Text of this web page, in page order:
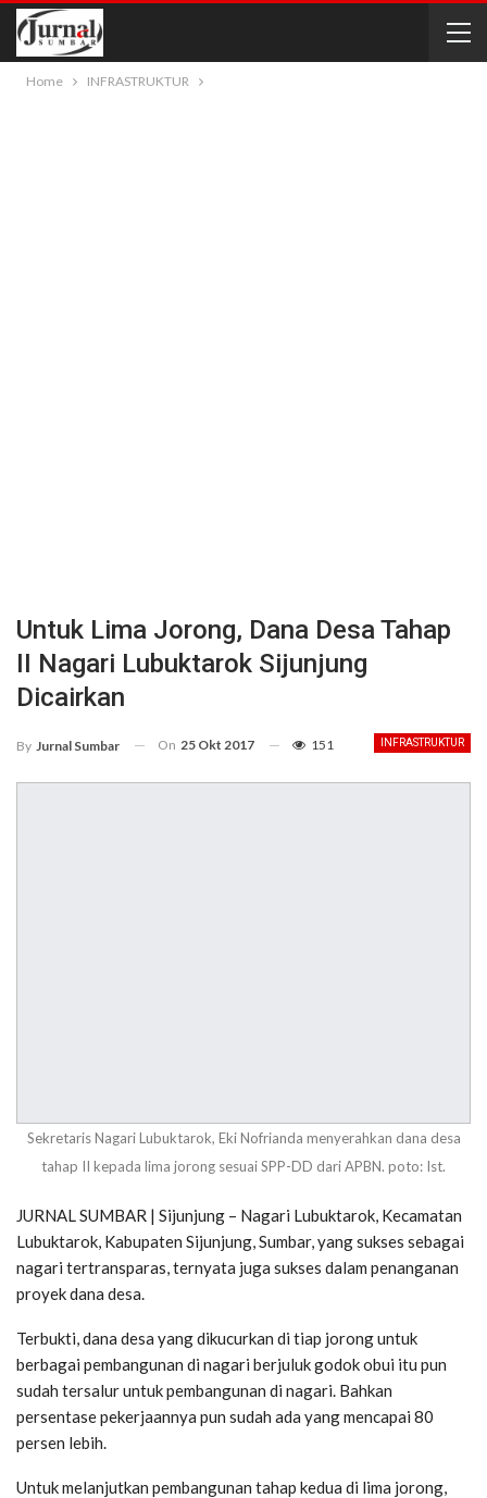
Home INFRASTRUKTUR
Untuk Lima Jorong, Dana Desa Tahap
II Nagari Lubuktarok Sijunjung
Dicairkan
INFRASTRUKTUR
By Jurnal Sumbar On 25 Okt 2017 151
Sekretaris Nagari Lubuktarok, Eki Nofrianda menyerahkan dana desa
tahap II kepada lima jorong sesuai SPP-DD dari APBN. poto: Ist.
JURNAL SUMBAR | Sijunjung – Nagari Lubuktarok, Kecamatan
Lubuktarok, Kabupaten Sijunjung, Sumbar, yang sukses sebagai
nagari tertransparas, ternyata juga sukses dalam penanganan
proyek dana desa.
Terbukti, dana desa yang dikucurkan di tiap jorong untuk
berbagai pembangunan di nagari berjuluk godok obui itu pun
sudah tersalur untuk pembangunan di nagari. Bahkan
persentase pekerjaannya pun sudah ada yang mencapai 80
persen lebih.
Untuk melanjutkan pembangunan tahap kedua di lima jorong,